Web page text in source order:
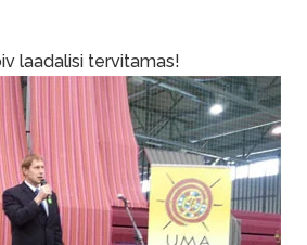
laadalisi tervitamas!